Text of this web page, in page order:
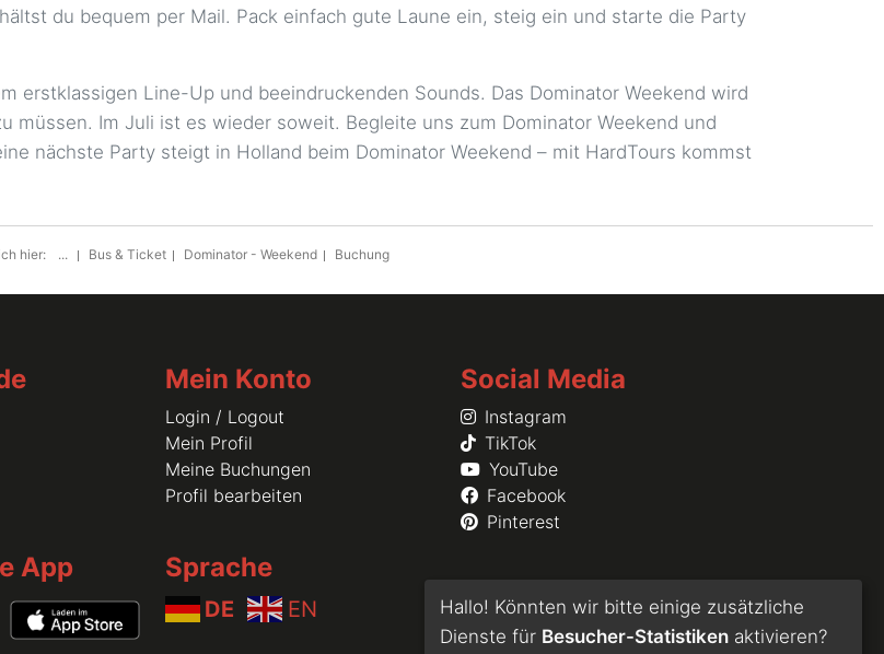
du bequem per Mail. Pack einfach gute Laune ein, steig ein und starte die Party
erstklassigen Line-Up und beeindruckenden Sounds. Das Dominator Weekend wird
müssen. Im Juli ist es wieder soweit. Begleite uns zum Dominator Weekend und
nächste Party steigt in Holland beim Dominator Weekend – mit HardTours kommst
hier: ... Bus & Ticket Dominator - Weekend Buchung
Mein Konto
Login / Logout
Mein Profil
Meine Buchungen
Profil bearbeiten
Social Media
Instagram
TikTok
YouTube
Facebook
Pinterest
App Sprache
DE EN
Hallo! Könnten wir bitte einige zusätzliche
Dienste für Besucher-Statistiken aktivieren?